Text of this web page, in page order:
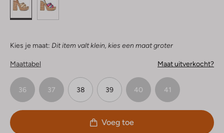
Kies je maat: Dit item valt klein, kies een maat groter
Maattabel Maat uitverkocht?
36 37 38 39 40 41
Voeg toe